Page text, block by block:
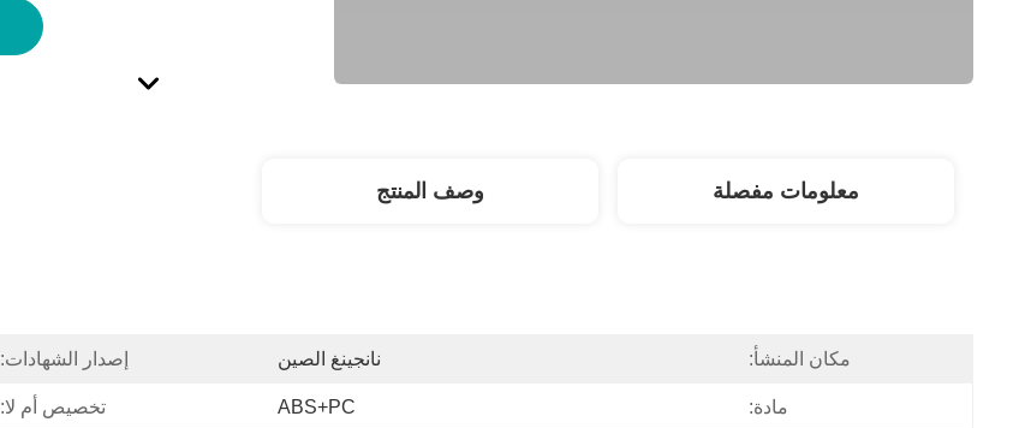
معلومات مفصلة وصف المنتج
مكان المنشأ: نانجينغ الصين إصدار الشهادات:
مادة: ABS+PC تخصيص أم لا: